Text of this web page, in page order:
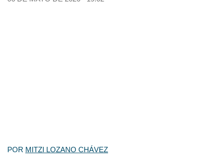
POR MITZI LOZANO CHÁVEZ